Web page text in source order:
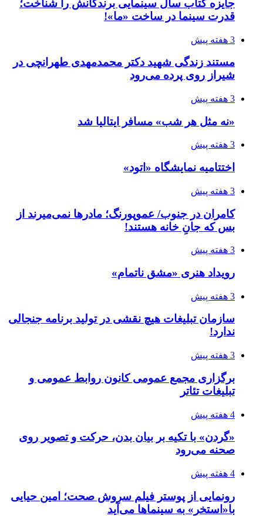
جایزه کتاب سال سینمایی برندگانش را شناخت؛
قدرت سینما در ساخت «ما»!
3 هفته پیش
مستند زندگی شهید دکتر محمدمهدی طهرانچی در
شیراز روی پرده می‌رود
3 هفته پیش
«نه مثل هر شب» مسافر ایتالیا شد
3 هفته پیش
اختتامیه نمایشگاه «اتود»
3 هفته پیش
کامران در جنوب/ عموپورنگ؛ مادرها نمی‌میرند از
بس که جانِ خانه هستند!
3 هفته پیش
رویداد هنری «مشق ناتمام»
3 هفته پیش
سازمان تبلیغات هیچ نقشی در تولید برنامه جنجالی
ندارد!
3 هفته پیش
برگزاری مجمع عمومی کانون روابط عمومی و
تبلیغات تئاتر
4 هفته پیش
«گردن» با تکیه بر بیان بدن، حرکت و تصویر روی
صحنه می‌رود
4 هفته پیش
رونمایی از پوستر فیلم سروش صحت؛ امین حیایی
با«استخر» به سینماها می‌آید